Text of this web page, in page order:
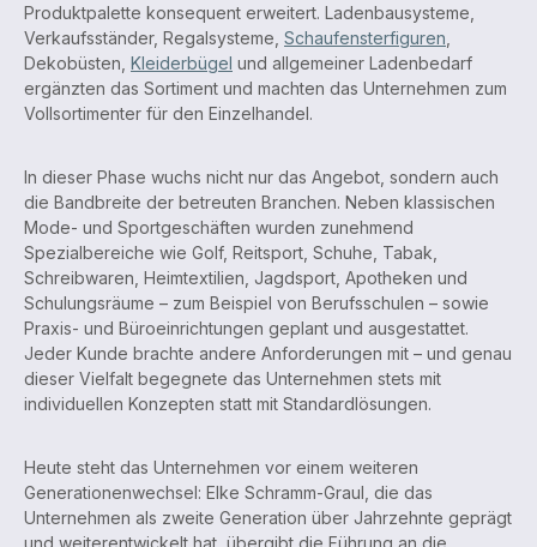
Produktpalette konsequent erweitert. Ladenbausysteme,
Verkaufsständer, Regalsysteme, Schaufensterfiguren,
Dekobüsten, Kleiderbügel und allgemeiner Ladenbedarf
ergänzten das Sortiment und machten das Unternehmen zum
Vollsortimenter für den Einzelhandel.
In dieser Phase wuchs nicht nur das Angebot, sondern auch
die Bandbreite der betreuten Branchen. Neben klassischen
Mode- und Sportgeschäften wurden zunehmend
Spezialbereiche wie Golf, Reitsport, Schuhe, Tabak,
Schreibwaren, Heimtextilien, Jagdsport, Apotheken und
Schulungsräume – zum Beispiel von Berufsschulen – sowie
Praxis- und Büroeinrichtungen geplant und ausgestattet.
Jeder Kunde brachte andere Anforderungen mit – und genau
dieser Vielfalt begegnete das Unternehmen stets mit
individuellen Konzepten statt mit Standardlösungen.
Heute steht das Unternehmen vor einem weiteren
Generationenwechsel: Elke Schramm-Graul, die das
Unternehmen als zweite Generation über Jahrzehnte geprägt